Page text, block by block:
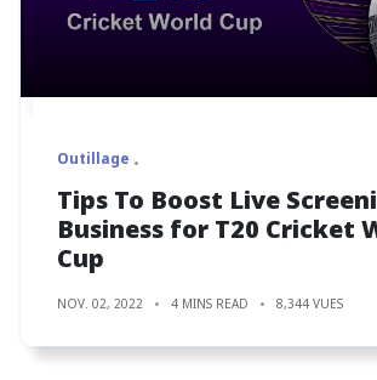
Outillage
Tips To Boost Live
Business for T20 Cricket
Cup
NOV. 02, 2022 4 MINS READ 8,344 VUES